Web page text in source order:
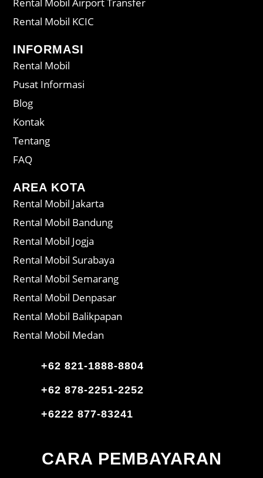
Rental Mobil KCIC
INFORMASI
Rental Mobil
Pusat Informasi
Blog
Kontak
Tentang
FAQ
AREA KOTA
Rental Mobil Jakarta
Rental Mobil Bandung
Rental Mobil Jogja
Rental Mobil Surabaya
Rental Mobil Semarang
Rental Mobil Denpasar
Rental Mobil Balikpapan
Rental Mobil Medan
+62 821-1888-8804
+62 878-2251-2252
+6222 877-83241
CARA PEMBAYARAN